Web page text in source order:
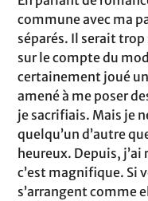
commune avec ma
séparés. Il serait
sur le compte du
certainement joué un
amené à me poser
je sacrifiais. Mais je
quelqu’un d’autre
heureux. Depuis, j’ai
c’est magnifique. Si
s’arrangent comme